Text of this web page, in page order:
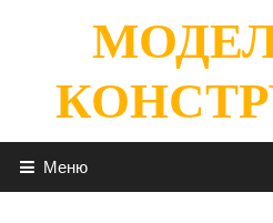
содержимому
Меню